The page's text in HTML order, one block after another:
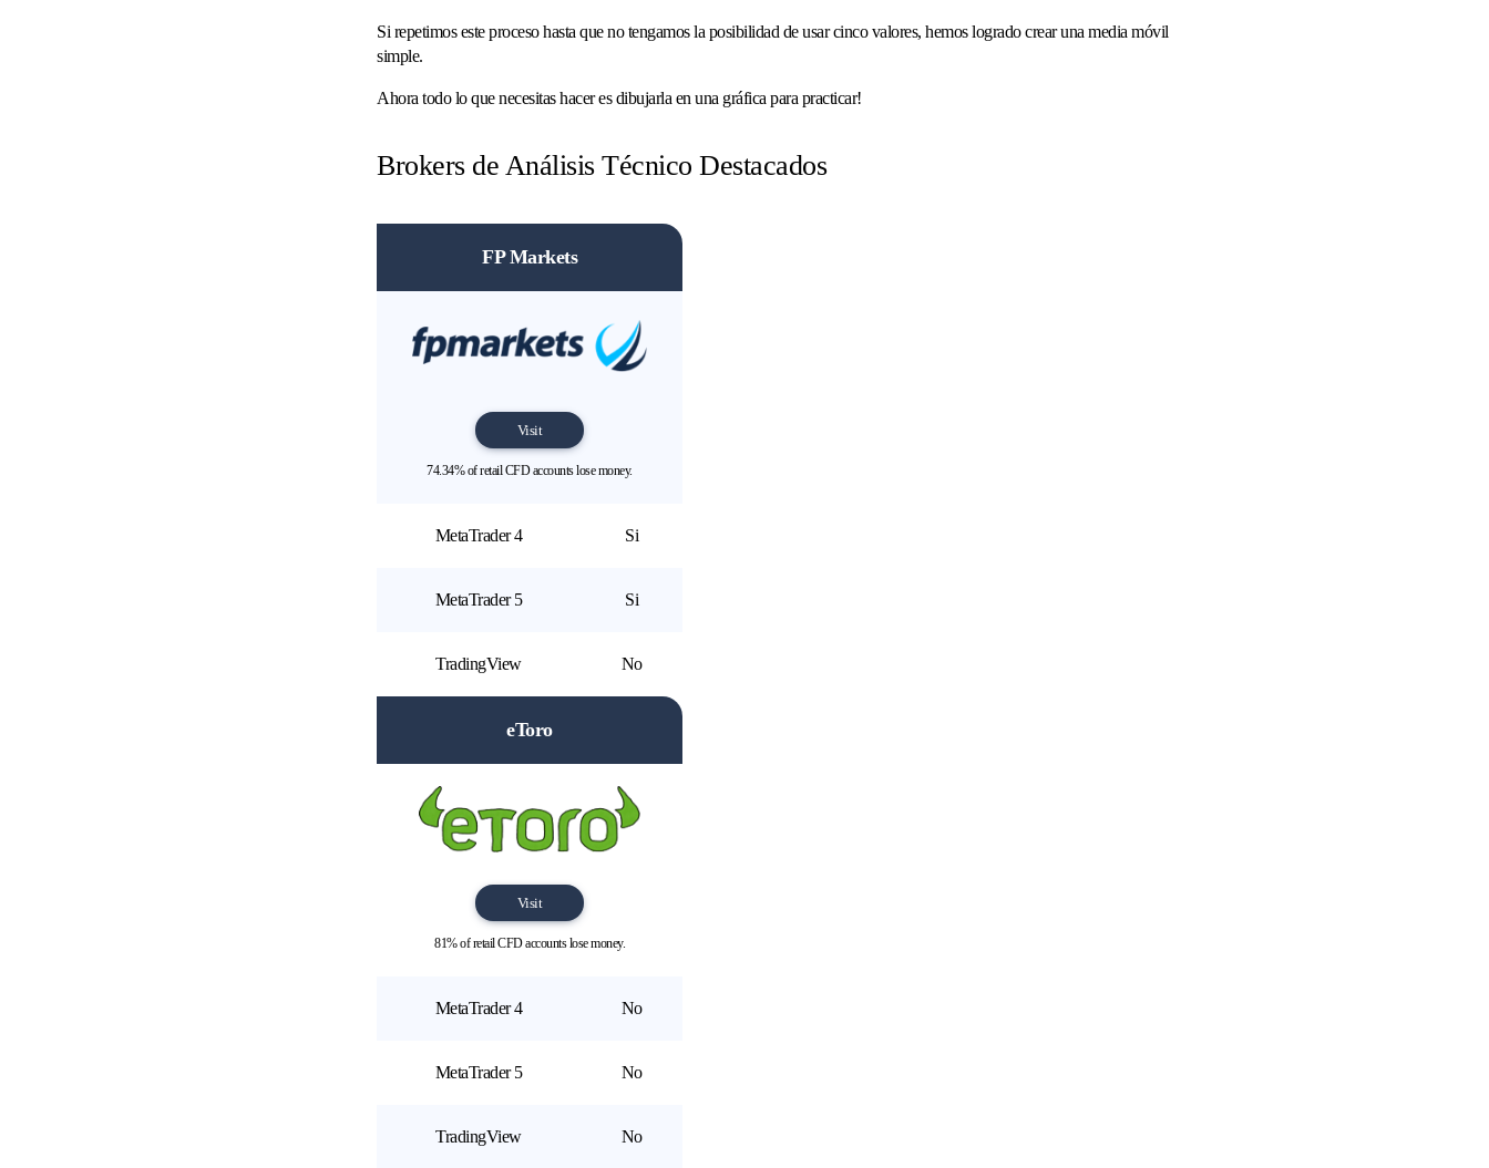
Si repetimos este proceso hasta que no tengamos la posibilidad de usar cinco valores, hemos logrado crear una media móvil
simple.
Ahora todo lo que necesitas hacer es dibujarla en una gráfica para practicar!
Brokers de Análisis Técnico Destacados
FP Markets
Visit
74.34% of retail CFD accounts lose money.
MetaTrader 4 Si
MetaTrader 5 Si
TradingView No
eToro
Visit
81% of retail CFD accounts lose money.
MetaTrader 4 No
MetaTrader 5 No
TradingView No